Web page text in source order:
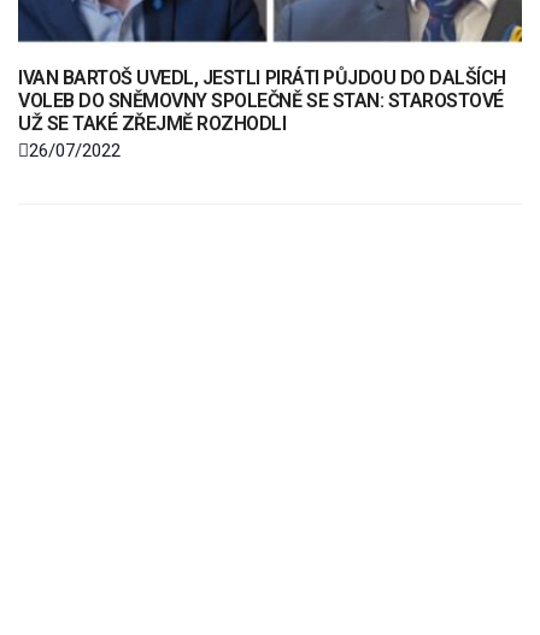
IVAN BARTOŠ UVEDL, JESTLI PIRÁTI PŮJDOU DO DALŠÍCH
VOLEB DO SNĚMOVNY SPOLEČNĚ SE STAN: STAROSTOVÉ
UŽ SE TAKÉ ZŘEJMĚ ROZHODLI
26/07/2022